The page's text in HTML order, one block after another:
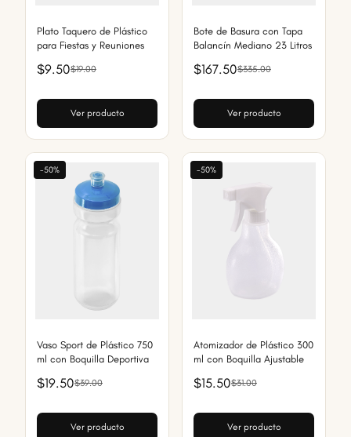
Plato Taquero de Plástico
para Fiestas y Reuniones
$9.50$19.00
Ver producto
Bote de Basura con Tapa
Balancín Mediano 23 Litros
$167.50$335.00
Ver producto
-50%
Vaso Sport de Plástico 750
ml con Boquilla Deportiva
$19.50$39.00
Ver producto
-50%
Atomizador de Plástico 300
ml con Boquilla Ajustable
$15.50$31.00
Ver producto